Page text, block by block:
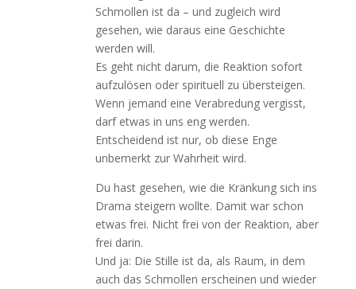
Schmollen ist da – und zugleich wird
gesehen, wie daraus eine Geschichte
werden will.
Es geht nicht darum, die Reaktion sofort
aufzulösen oder spirituell zu übersteigen.
Wenn jemand eine Verabredung vergisst,
darf etwas in uns eng werden.
Entscheidend ist nur, ob diese Enge
unbemerkt zur Wahrheit wird.
Du hast gesehen, wie die Kränkung sich ins
Drama steigern wollte. Damit war schon
etwas frei. Nicht frei von der Reaktion, aber
frei darin.
Und ja: Die Stille ist da, als Raum, in dem
auch das Schmollen erscheinen und wieder